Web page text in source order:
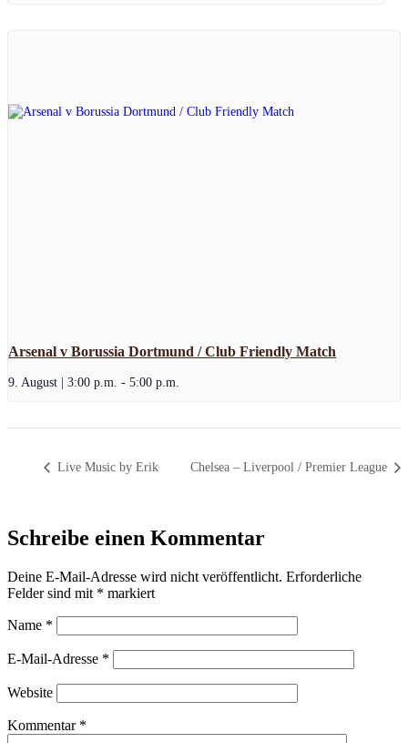
Arsenal v Borussia Dortmund / Club Friendly Match
9. August | 3:00 p.m. - 5:00 p.m.
Live Music by Erik Chelsea – Liverpool / Premier League
Schreibe einen Kommentar
Deine E-Mail-Adresse wird nicht veröffentlicht. Erforderliche
Felder sind mit * markiert
Name *
E-Mail-Adresse *
Website
Kommentar *